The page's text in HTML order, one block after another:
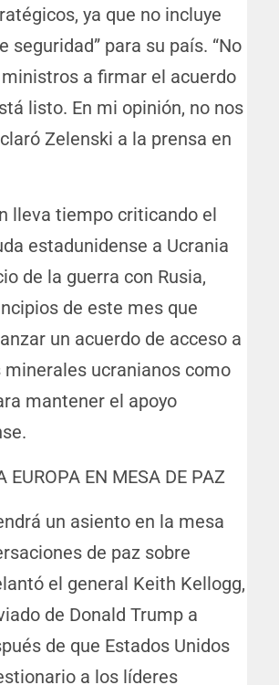
ya que no incluye
seguridad” para su país. “No
a firmar el acuerdo
listo. En mi opinión, no nos
Zelenski a la prensa en
lleva tiempo criticando el
estadunidense a Ucrania
de la guerra con Rusia,
de este mes que
un acuerdo de acceso a
minerales ucranianos como
mantener el apoyo
EUROPA EN MESA DE PAZ
un asiento en la mesa
de paz sobre
el general Keith Kellogg,
de Donald Trump a
de que Estados Unidos
a los líderes